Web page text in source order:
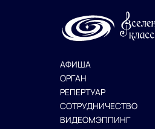
АФИША
ОРГАН
РЕПЕРТУАР
СОТРУДНИЧЕСТВО
ВИДЕОМЭППИНГ